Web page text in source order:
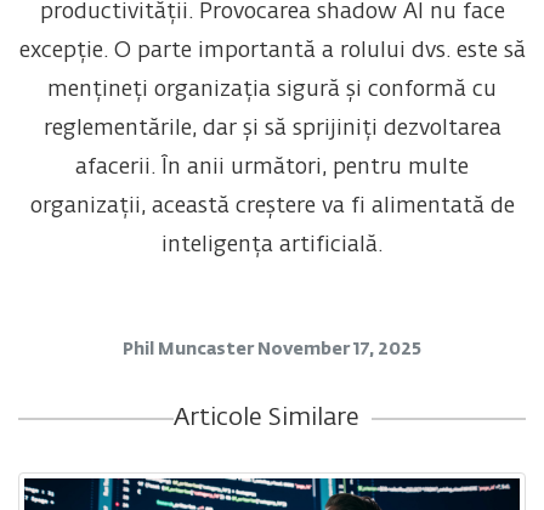
productivității. Provocarea shadow AI nu face
excepție. O parte importantă a rolului dvs. este să
mențineți organizația sigură și conformă cu
reglementările, dar și să sprijiniți dezvoltarea
afacerii. În anii următori, pentru multe
organizații, această creștere va fi alimentată de
inteligența artificială.
Phil Muncaster November 17, 2025
Articole Similare